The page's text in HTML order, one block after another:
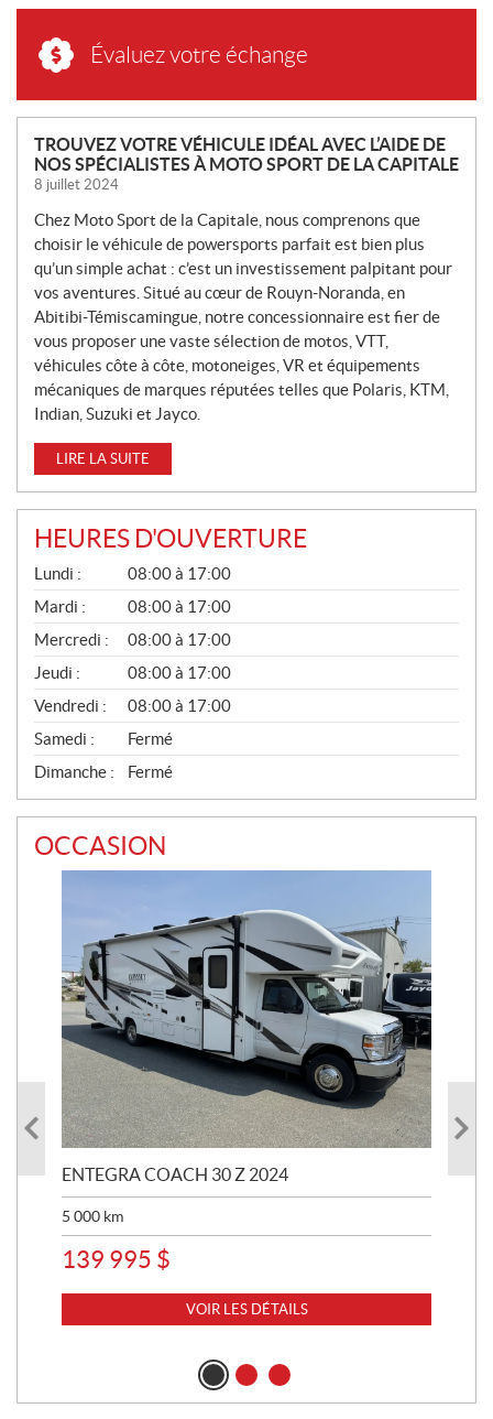
Évaluez votre échange
N
O
U
V
E
L
L
E
S
TROUVEZ VOTRE VÉHICULE IDÉAL AVEC L’AIDE DE
NOS SPÉCIALISTES À MOTO SPORT DE LA CAPITALE
8 juillet 2024
Chez Moto Sport de la Capitale, nous comprenons que
choisir le véhicule de powersports parfait est bien plus
qu’un simple achat : c’est un investissement palpitant pour
vos aventures. Situé au cœur de Rouyn-Noranda, en
Abitibi-Témiscamingue, notre concessionnaire est fier de
vous proposer une vaste sélection de motos, VTT,
véhicules côte à côte, motoneiges, VR et équipements
mécaniques de marques réputées telles que Polaris, KTM,
Indian, Suzuki et Jayco.
LIRE LA SUITE
HEURES D'OUVERTURE
G
É
N
É
R
A
L
Lundi :
08:00 à 17:00
Mardi :
08:00 à 17:00
Mercredi :
08:00 à 17:00
Jeudi :
08:00 à 17:00
Vendredi :
08:00 à 17:00
Samedi :
Fermé
Dimanche :
Fermé
OCCASION
ENTEGRA COACH 30 Z 2024
5 000 km
139 995 $
VOIR LES DÉTAILS